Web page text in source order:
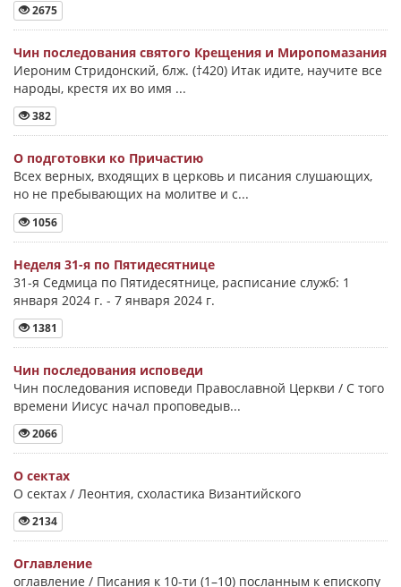
2675
Чин последования святого Крещения и Миропомазания
Иероним Стридонский, блж. (†420) Итак идите, научите все
народы, крестя их во имя ...
382
О подготовки ко Причастию
Всех верных, входящих в церковь и писания слушающих,
но не пребывающих на молитве и с...
1056
Неделя 31-я по Пятидесятнице
31-я Седмица по Пятидесятнице, расписание служб: 1
января 2024 г. - 7 января 2024 г.
1381
Чин последования исповеди
Чин последования исповеди Православной Церкви / С того
времени Иисус начал проповедыв...
2066
О сектах
О сектах / Леонтия, схоластика Византийского
2134
Оглавление
оглавление / Писания к 10-ти (1–10) посланным к епископу